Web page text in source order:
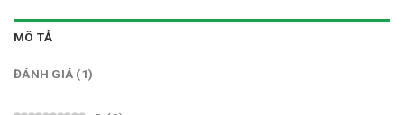
MÔ TẢ
ĐÁNH GIÁ (1)